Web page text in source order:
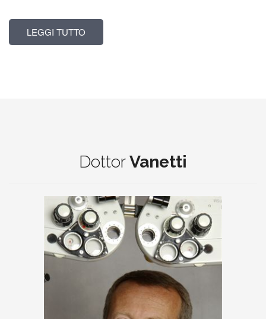
LEGGI TUTTO
DottorVanetti